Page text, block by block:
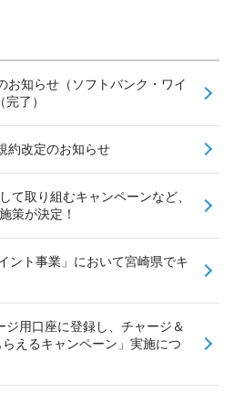
お知らせ（ソフトバンク・ワイ
了）
約改定のお知らせ
て取り組むキャンペーンなど、
策が決定！
ント事業」において宮崎県でキ
ジ用口座に登録し、チャージ＆
えるキャンペーン」実施につ